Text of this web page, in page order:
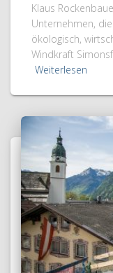
Klaus
Unternehmen,
ökologisch,
Windkraft
Weiterlesen